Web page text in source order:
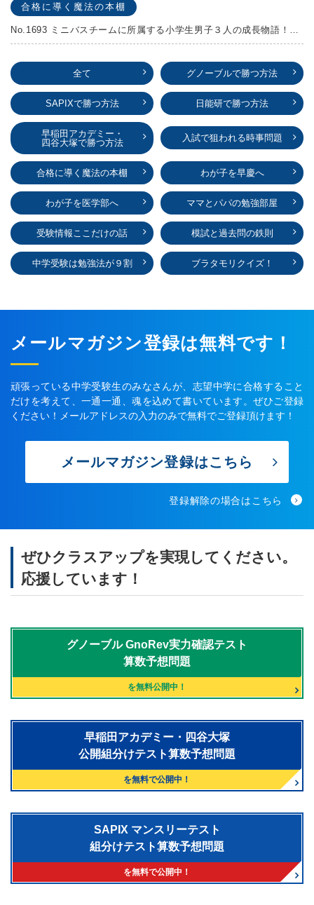
合格に導く魔法の本棚
全て グノーブルで勝つ方法
SAPIXで勝つ方法 日能研で勝つ方法
早稲田アカデミー・
四谷大塚で勝つ方法
入試で狙われる時事問題
合格に導く魔法の本棚 わが子を早慶へ
わが子を医学部へ ママとパパの勉強部屋
受験情報ここだけの話 模試と過去問の鉄則
中学受験は勉強法が９割 ブラタモリクイズ！
メールマガジン登録は無料です！
頑張っている中学受験生のみなさんが、志望中学に合格すること
だけを考えて、一通一通、魂を込めて書いています。ぜひご登録
ください！メールアドレスの入力のみで無料でご登録頂けます！
メールマガジン登録はこちら
登録解除の場合はこちら
ぜひクラスアップを実現してください。
応援しています！
グノーブルGnoRev実力確認テスト
算数予想問題
を無料公開中！
早稲田アカデミー・四谷大塚
公開組分けテスト算数予想問題
を無料で公開中！
SAPIX マンスリーテスト
組分けテスト算数予想問題
を無料で公開中！